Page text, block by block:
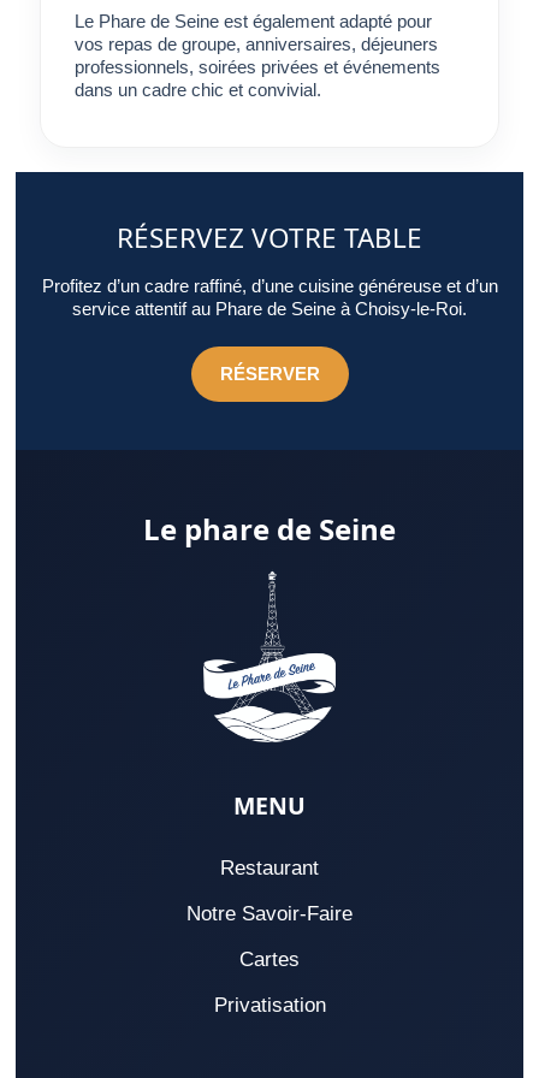
Le Phare de Seine est également adapté pour
vos repas de groupe, anniversaires, déjeuners
professionnels, soirées privées et événements
dans un cadre chic et convivial.
RÉSERVEZ VOTRE TABLE
Profitez d’un cadre raffiné, d’une cuisine généreuse et d’un
service attentif au Phare de Seine à Choisy-le-Roi.
RÉSERVER
Le phare de Seine
MENU
Restaurant
Notre Savoir-Faire
Cartes
Privatisation